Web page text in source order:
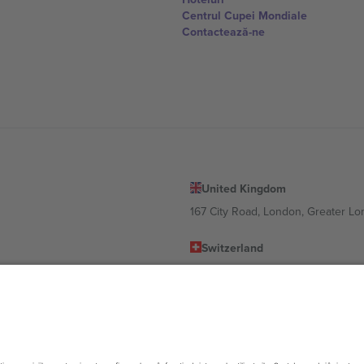
Centrul Cupei Mondiale
Contactează-ne
United Kingdom
167 City Road, London, Greater
States
Switzerland
Dorfstrasse 52a, 6390 Engelberg,